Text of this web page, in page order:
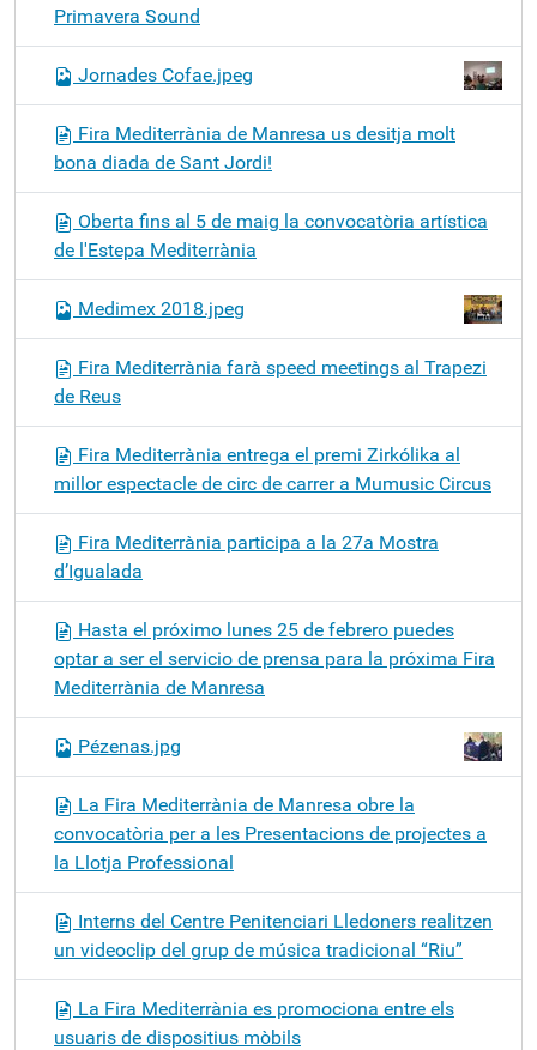
Primavera Sound
Jornades Cofae.jpeg
Fira Mediterrània de Manresa us desitja molt
bona diada de Sant Jordi!
Oberta fins al 5 de maig la convocatòria artística
de l'Estepa Mediterrània
Medimex 2018.jpeg
Fira Mediterrània farà speed meetings al Trapezi
de Reus
Fira Mediterrània entrega el premi Zirkólika al
millor espectacle de circ de carrer a Mumusic Circus
Fira Mediterrània participa a la 27a Mostra
d’Igualada
Hasta el próximo lunes 25 de febrero puedes
optar a ser el servicio de prensa para la próxima Fira
Mediterrània de Manresa
Pézenas.jpg
La Fira Mediterrània de Manresa obre la
convocatòria per a les Presentacions de projectes a
la Llotja Professional
Interns del Centre Penitenciari Lledoners realitzen
un videoclip del grup de música tradicional “Riu”
La Fira Mediterrània es promociona entre els
usuaris de dispositius mòbils